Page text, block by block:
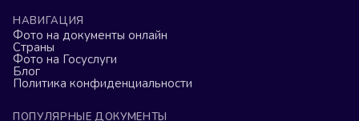
НАВИГАЦИЯ
Фото на документы онлайн
Страны
Фото на Госуслуги
Блог
Политика конфиденциальности
ПОПУЛЯРНЫЕ ДОКУМЕНТЫ